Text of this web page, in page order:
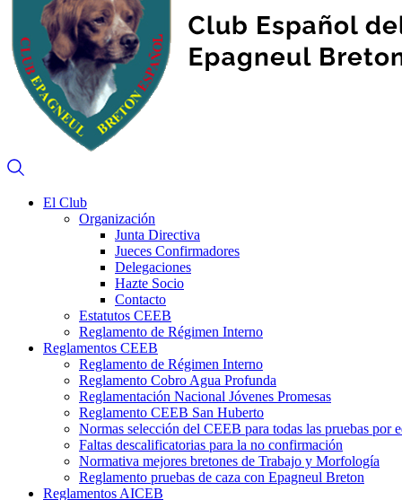
El Club
Organización
Junta Directiva
Jueces Confirmadores
Delegaciones
Hazte Socio
Contacto
Estatutos CEEB
Reglamento de Régimen Interno
Reglamentos CEEB
Reglamento de Régimen Interno
Reglamento Cobro Agua Profunda
Reglamentación Nacional Jóvenes Promesas
Reglamento CEEB San Huberto
Normas selección del CEEB para todas las pruebas por
Faltas descalificatorias para la no confirmación
Normativa mejores bretones de Trabajo y Morfología
Reglamento pruebas de caza con Epagneul Breton
Reglamentos AICEB